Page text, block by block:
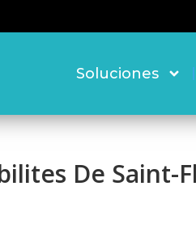
Soluciones
De Saint-